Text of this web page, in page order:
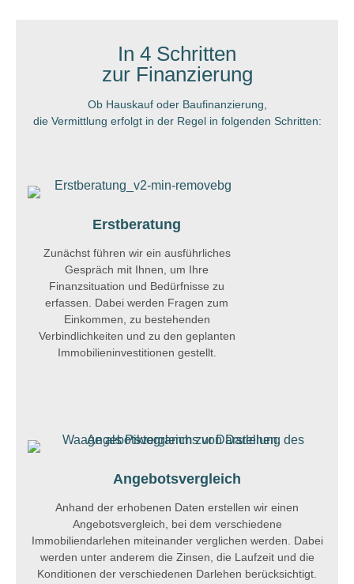
In 4 Schritten
zur Finanzierung
Ob Hauskauf oder Baufinanzierung,
die Vermittlung erfolgt in der Regel in folgenden Schritten:
Erstberatung
Zunächst führen wir ein ausführliches
Gespräch mit Ihnen, um Ihre
Finanzsituation und Bedürfnisse zu
erfassen. Dabei werden Fragen zum
Einkommen, zu bestehenden
Verbindlichkeiten und zu den geplanten
Immobilieninvestitionen gestellt.
Angebotsvergleich
Anhand der erhobenen Daten erstellen wir einen
Angebotsvergleich, bei dem verschiedene
Immobiliendarlehen miteinander verglichen werden. Dabei
werden unter anderem die Zinsen, die Laufzeit und die
Konditionen der verschiedenen Darlehen berücksichtigt.